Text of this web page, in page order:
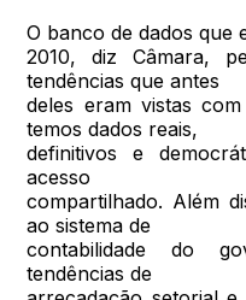
O banco de dados que
2010, diz Câmara,
tendências que antes
deles eram vistas
temos dados reais,
definitivos e
acesso
compartilhado. Além
ao sistema de
contabilidade do
tendências de